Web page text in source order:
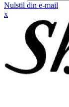
Nulstil din e-mail
x